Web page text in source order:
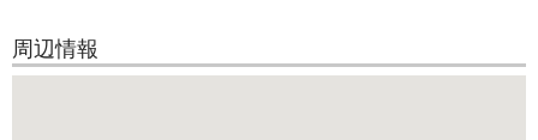
周辺情報